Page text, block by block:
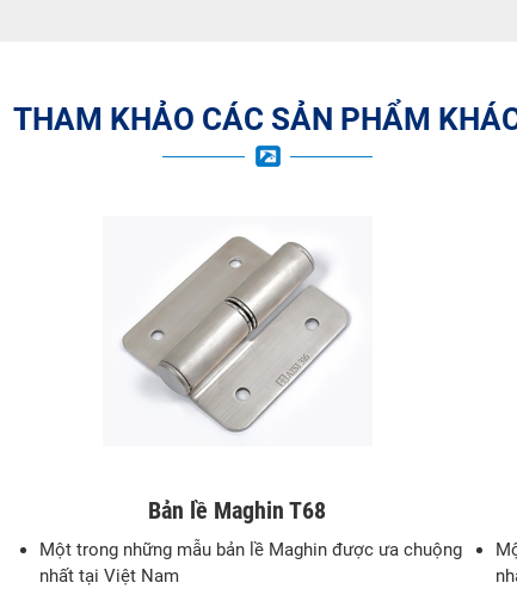
THAM KHẢO CÁC SẢN PHẨM
Bản lề Maghin T68
Một trong những mẫu bản lề Maghin được ưa chuộng
nhất tại Việt Nam